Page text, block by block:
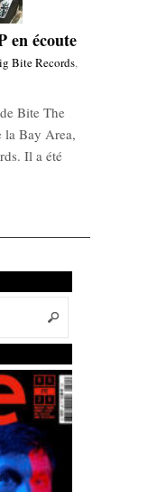
en écoute
Bite Records,
Bite The
la Bay Area,
Il a été